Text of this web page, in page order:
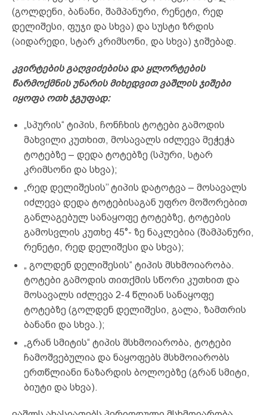
(გოლდენი, ბანანი, შამპანური, რენეტი, რედ
დელიშესი, ფუჯი და სხვა) და სუსტი ზრდის
(აიდარედი, სტარ კრიმსონი, და სხვა) ჯიშებად.
კვირტების გაღვიძებისა და ყლორტების
წარმოქმნის უნარის მიხედვით ვაშლის ჯიშები
იყოფა ოთხ ჯგუფად:
„სპურის“ ტიპის, ჩონჩხის ტოტები გამოდის
მახვილი კუთხით, მოსავალს იძლევა მეჭეჭა
ტოტებზე – დედა ტოტებზე (სპური, სტარ
კრიმსონი და სხვა);
„რედ დელიშესის’’ ტიპის დატოტვა – მოსავალს
იძლევა დედა ტოტებისაგან უფრო მოშორებით
განლაგებულ სანაყოფე ტოტებზე, ტოტების
გამოსვლის კუთხე 45°- ზე ნაკლებია (შამპანური,
რენეტი, რედ დელიშესი და სხვა);
„ გოლდენ დელიშესის“ ტიპის მსხმოიარობა.
ტოტები გამოდის თითქმის სწორი კუთხით და
მოსავალს იძლევა 2-4 წლიან სანაყოფე
ტოტებზე (გოლდენ დელიშესი, გალა, ზამთრის
ბანანი და სხვა.);
„გრან სმიტის“ ტიპის მსხმოიარობა, ტოტები
ჩამოშვებულია და ნაყოფებს მსხმოიარობს
ერთწლიანი ნაზარდის ბოლოებზე (გრან სმიტი,
ბიუტი და სხვა).